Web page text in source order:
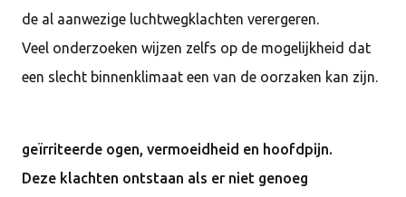
de al aanwezige luchtwegklachten verergeren.
Veel onderzoeken wijzen zelfs op de mogelijkheid dat
een slecht binnenklimaat een van de oorzaken kan zijn.
geïrriteerde ogen, vermoeidheid en hoofdpijn.
Deze klachten ontstaan als er niet genoeg